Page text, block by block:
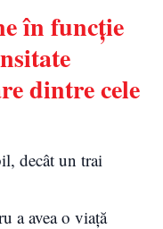
în funcție
dintre cele
decât un trai
a avea o viață